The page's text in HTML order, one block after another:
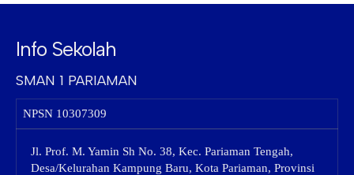
Info Sekolah
SMAN 1 PARIAMAN
NPSN 10307309
Jl. Prof. M. Yamin Sh No. 38, Kec. Pariaman Tengah,
Desa/Kelurahan Kampung Baru, Kota Pariaman, Provinsi